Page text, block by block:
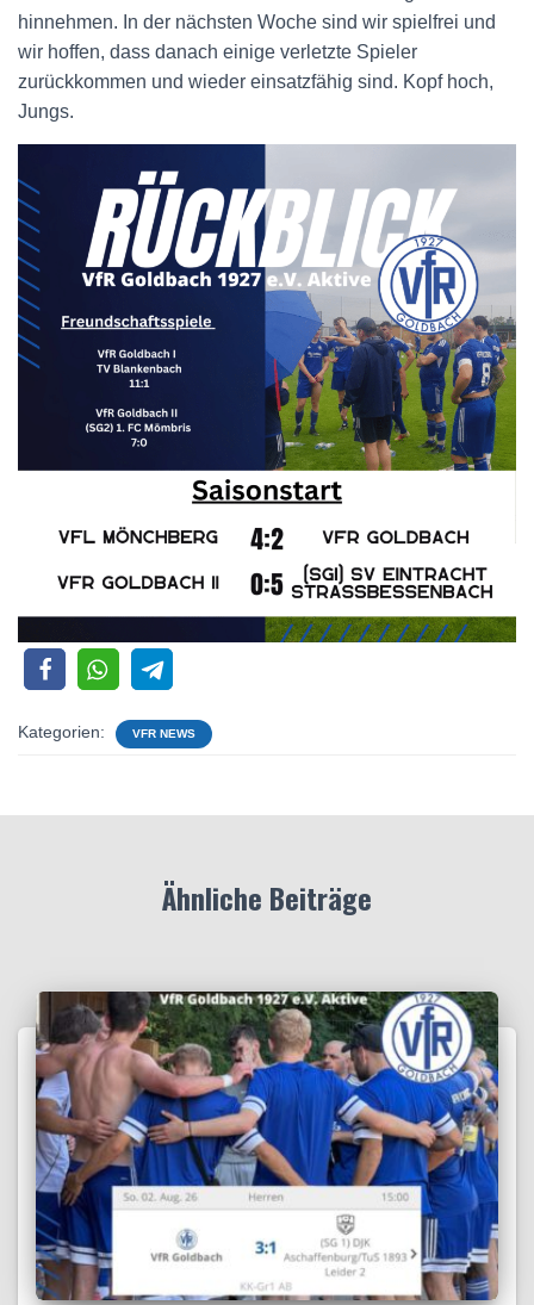
hinnehmen. In der nächsten Woche sind wir spielfrei und
wir hoffen, dass danach einige verletzte Spieler
zurückkommen und wieder einsatzfähig sind. Kopf hoch,
Jungs.
Kategorien: VFR NEWS
Ähnliche Beiträge